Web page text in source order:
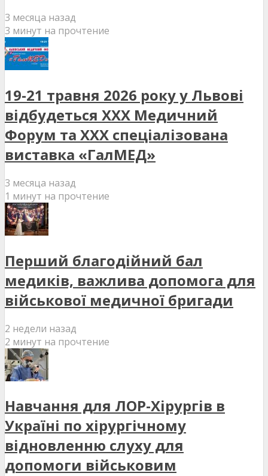
3 месяца назад
3 минут на прочтение
19-21 травня 2026 року у Львові
відбудеться XXX Медичний
Форум та XXX спеціалізована
виставка «ГалМЕД»
3 месяца назад
1 минут на прочтение
Перший благодійний бал
медиків, важлива допомога для
військової медичної бригади
2 недели назад
2 минут на прочтение
Навчання для ЛОР-Хірургів в
Україні по хірургічному
відновленню слуху для
допомоги військовим